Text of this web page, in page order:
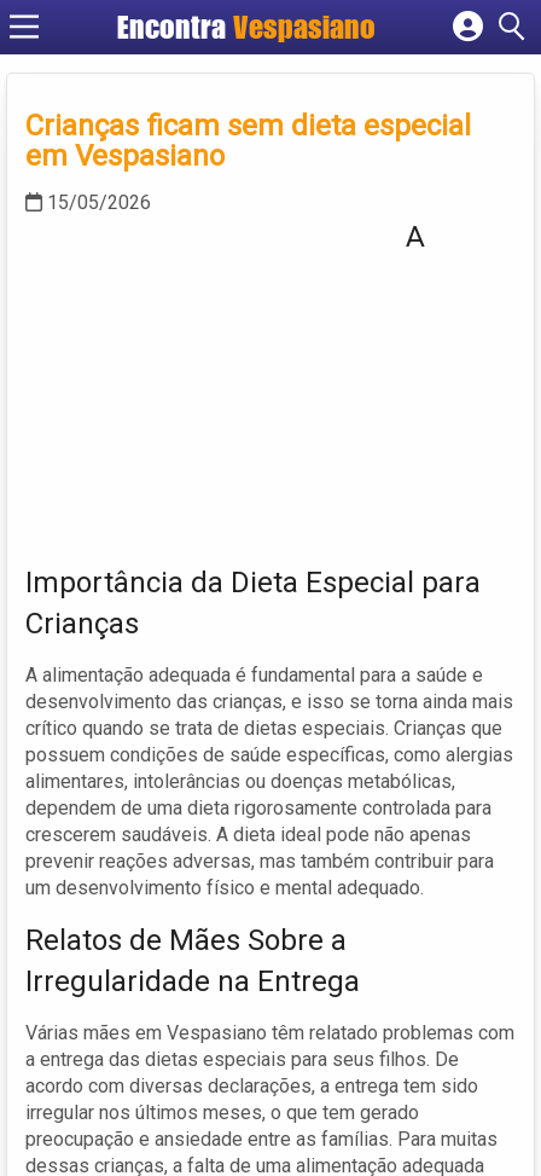
Encontra Vespasiano
Cadastrar empresa
Criar conta
Crianças ficam sem dieta especial
em Vespasiano
15/05/2026
A
Importância da Dieta Especial para
Crianças
A alimentação adequada é fundamental para a saúde e
desenvolvimento das crianças, e isso se torna ainda mais
crítico quando se trata de dietas especiais. Crianças que
possuem condições de saúde específicas, como alergias
alimentares, intolerâncias ou doenças metabólicas,
dependem de uma dieta rigorosamente controlada para
crescerem saudáveis. A dieta ideal pode não apenas
prevenir reações adversas, mas também contribuir para
um desenvolvimento físico e mental adequado.
Relatos de Mães Sobre a
Irregularidade na Entrega
Várias mães em Vespasiano têm relatado problemas com
a entrega das dietas especiais para seus filhos. De
acordo com diversas declarações, a entrega tem sido
irregular nos últimos meses, o que tem gerado
preocupação e ansiedade entre as famílias. Para muitas
dessas crianças, a falta de uma alimentação adequada